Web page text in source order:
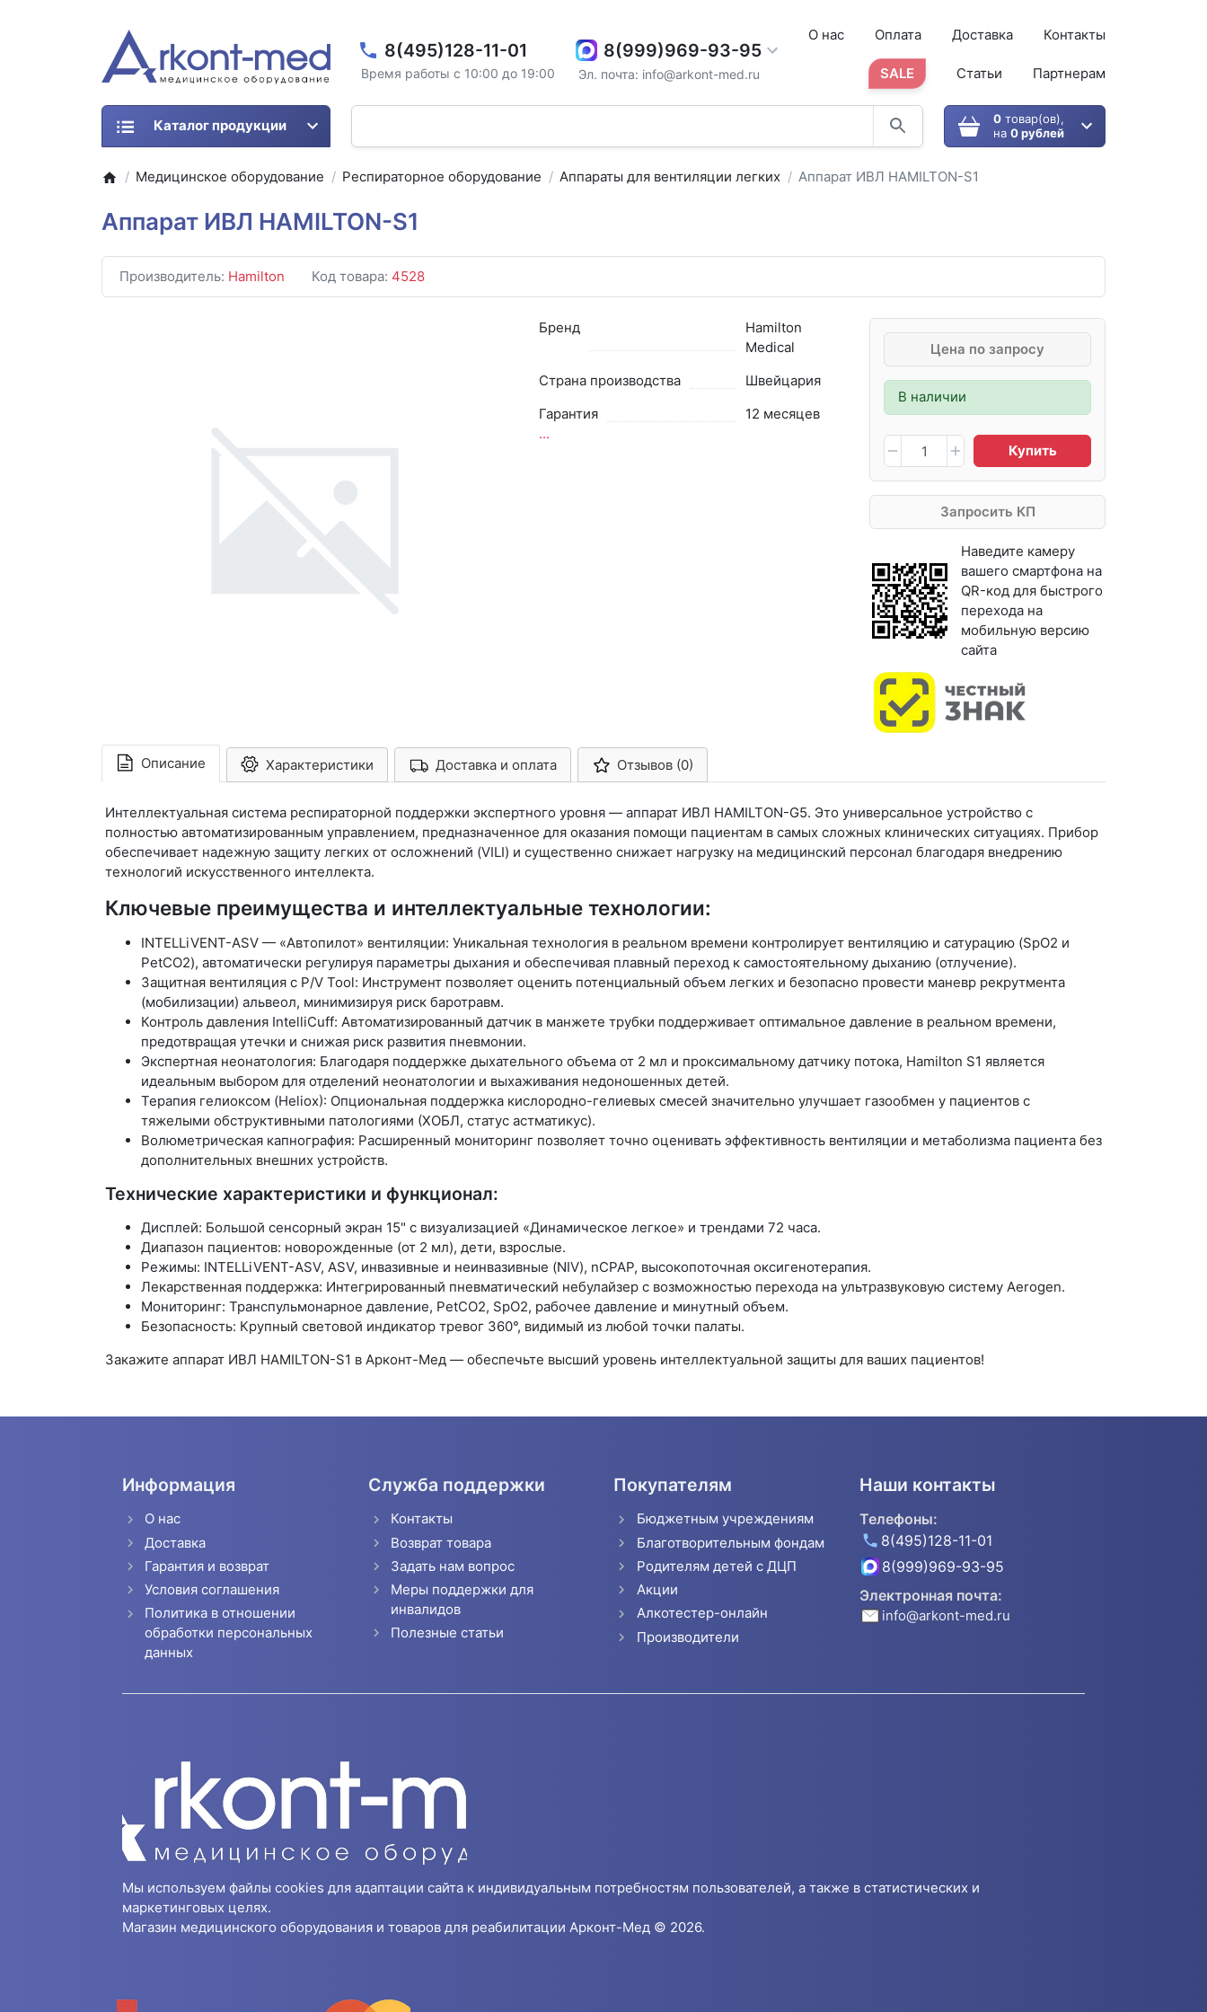
8(495)128-11-01
Время работы с 10:00 до 19:00
8(999)969-93-95
Эл. почта: info@arkont-med.ru
О нас Оплата Доставка Контакты
SALE Статьи Партнерам
0товар(ов),
на 0 рублей
Каталог продукции
Медицинское оборудование Респираторное оборудование Аппараты для вентиляции легких Аппарат ИВЛ HAMILTON-S1
Аппарат ИВЛ HAMILTON-S1
Производитель: Hamilton Код товара: 4528
Цена по запросу
В наличии
Купить
Запросить КП
Наведите камеру
вашего смартфона на
QR-код для быстрого
перехода на
мобильную версию
сайта
Бренд
Hamilton
Medical
Страна производства
Швейцария
Гарантия
12 месяцев
...
Описание Характеристики Арконт-Мед Доставка и оплата Отзывов (0)
Интеллектуальная система респираторной поддержки экспертного уровня — аппарат ИВЛ HAMILTON-G5. Это универсальное устройство с
полностью автоматизированным управлением, предназначенное для оказания помощи пациентам в самых сложных клинических ситуациях. Прибор
обеспечивает надежную защиту легких от осложнений (VILI) и существенно снижает нагрузку на медицинский персонал благодаря внедрению
технологий искусственного интеллекта.
Ключевые преимущества и интеллектуальные технологии:
INTELLiVENT-ASV — «Автопилот» вентиляции: Уникальная технология в реальном времени контролирует вентиляцию и сатурацию (SpO2 и
PetCO2), автоматически регулируя параметры дыхания и обеспечивая плавный переход к самостоятельному дыханию (отлучение).
Защитная вентиляция с P/V Tool: Инструмент позволяет оценить потенциальный объем легких и безопасно провести маневр рекрутмента
(мобилизации) альвеол, минимизируя риск баротравм.
Контроль давления IntelliCuff: Автоматизированный датчик в манжете трубки поддерживает оптимальное давление в реальном времени,
предотвращая утечки и снижая риск развития пневмонии.
Экспертная неонатология: Благодаря поддержке дыхательного объема от 2 мл и проксимальному датчику потока, Hamilton S1 является
идеальным выбором для отделений неонатологии и выхаживания недоношенных детей.
Терапия гелиоксом (Heliox): Опциональная поддержка кислородно-гелиевых смесей значительно улучшает газообмен у пациентов с
тяжелыми обструктивными патологиями (ХОБЛ, статус астматикус).
Волюметрическая капнография: Расширенный мониторинг позволяет точно оценивать эффективность вентиляции и метаболизма пациента без
дополнительных внешних устройств.
Технические характеристики и функционал:
Дисплей: Большой сенсорный экран 15" с визуализацией «Динамическое легкое» и трендами 72 часа.
Диапазон пациентов: новорожденные (от 2 мл), дети, взрослые.
Режимы: INTELLiVENT-ASV, ASV, инвазивные и неинвазивные (NIV), nCPAP, высокопоточная оксигенотерапия.
Лекарственная поддержка: Интегрированный пневматический небулайзер с возможностью перехода на ультразвуковую систему Aerogen.
Мониторинг: Транспульмонарное давление, PetCO2, SpO2, рабочее давление и минутный объем.
Безопасность: Крупный световой индикатор тревог 360°, видимый из любой точки палаты.
Закажите аппарат ИВЛ HAMILTON-S1 в Арконт-Мед — обеспечьте высший уровень интеллектуальной защиты для ваших пациентов!
Информация
О нас
Доставка
Гарантия и возврат
Условия соглашения
Политика в отношении
обработки персональных
данных
Служба поддержки
Контакты
Возврат товара
Задать нам вопрос
Меры поддержки для
инвалидов
Полезные статьи
Покупателям
Бюджетным учреждениям
Благотворительным фондам
Родителям детей с ДЦП
Акции
Алкотестер-онлайн
Производители
Наши контакты
Телефоны:
8(495)128-11-01
8(999)969-93-95
Электронная почта:
info@arkont-med.ru
Мы используем файлы cookies для адаптации сайта к индивидуальным потребностям пользователей, а также в статистических и
маркетинговых целях.
Магазин медицинского оборудования и товаров для реабилитации Арконт-Мед © 2026.